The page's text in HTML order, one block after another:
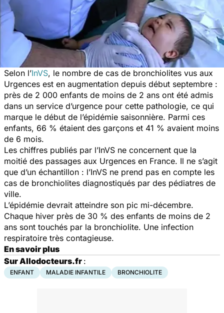
Selon l’InVS, le nombre de cas de bronchiolites vus aux
Urgences est en augmentation depuis début septembre :
près de 2 000 enfants de moins de 2 ans ont été admis
dans un service d’urgence pour cette pathologie, ce qui
marque le début de l’épidémie saisonnière. Parmi ces
enfants, 66 % étaient des garçons et 41 % avaient moins
de 6 mois.
Les chiffres publiés par l’InVS ne concernent que la
moitié des passages aux Urgences en France. Il ne s’agit
que d’un échantillon : l’InVS ne prend pas en compte les
cas de bronchiolites diagnostiqués par des pédiatres de
ville.
L’épidémie devrait atteindre son pic mi-décembre.
Chaque hiver près de 30 % des enfants de moins de 2
ans sont touchés par la bronchiolite. Une infection
respiratoire très contagieuse.
En savoir plus
Sur Allodocteurs.fr :
ENFANT MALADIE INFANTILE BRONCHIOLITE